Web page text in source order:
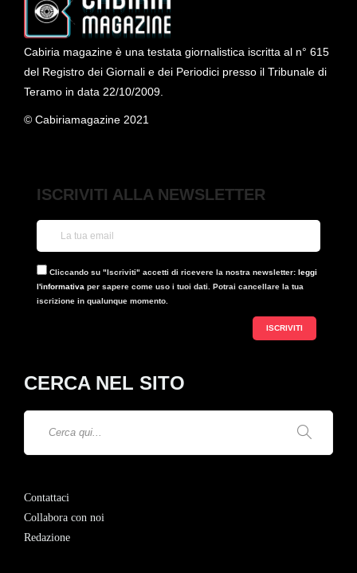
Cabiria magazine è una testata giornalistica iscritta al n° 615
del Registro dei Giornali e dei Periodici presso il Tribunale di
Teramo in data 22/10/2009.
© Cabiriamagazine 2021
ISCRIVITI ALLA NEWSLETTER
Cliccando su "Iscriviti" accetti di ricevere la nostra newsletter: leggi
l'informativa per sapere come uso i tuoi dati. Potrai cancellare la tua
iscrizione in qualunque momento.
CERCA NEL SITO
Contattaci
Collabora con noi
Redazione